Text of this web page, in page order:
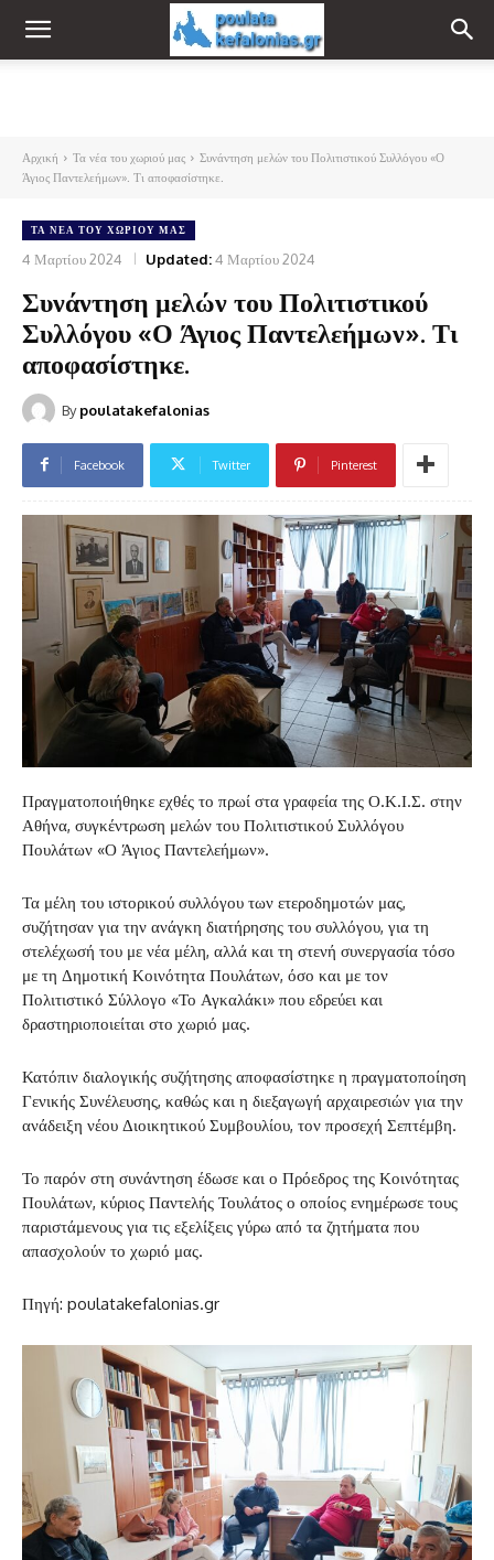
Αρχική Τα νέα του χωριού μας
Συνάντηση μελών του Πολιτιστικού Συλλόγου «Ο
Άγιος Παντελεήμων». Τι αποφασίστηκε.
ΤΑ ΝΈΑ ΤΟΥ ΧΩΡΙΟΎ ΜΑΣ
4 Μαρτίου 2024 Updated:4 Μαρτίου 2024
Συνάντηση μελών του Πολιτιστικού
Συλλόγου «Ο Άγιος Παντελεήμων». Τι
αποφασίστηκε.
By poulatakefalonias
Facebook Twitter Pinterest
Πραγματοποιήθηκε εχθές το πρωί στα γραφεία της Ο.Κ.Ι.Σ. στην
Αθήνα, συγκέντρωση μελών του Πολιτιστικού Συλλόγου
Πουλάτων «Ο Άγιος Παντελεήμων».
Τα μέλη του ιστορικού συλλόγου των ετεροδημοτών μας,
συζήτησαν για την ανάγκη διατήρησης του συλλόγου, για τη
στελέχωσή του με νέα μέλη, αλλά και τη στενή συνεργασία τόσο
με τη Δημοτική Κοινότητα Πουλάτων, όσο και με τον
Πολιτιστικό Σύλλογο «Το Αγκαλάκι» που εδρεύει και
δραστηριοποιείται στο χωριό μας.
Κατόπιν διαλογικής συζήτησης αποφασίστηκε η πραγματοποίηση
Γενικής Συνέλευσης, καθώς και η διεξαγωγή αρχαιρεσιών για την
ανάδειξη νέου Διοικητικού Συμβουλίου, τον προσεχή Σεπτέμβη.
Το παρόν στη συνάντηση έδωσε και ο Πρόεδρος της Κοινότητας
Πουλάτων, κύριος Παντελής Τουλάτος ο οποίος ενημέρωσε τους
παριστάμενους για τις εξελίξεις γύρω από τα ζητήματα που
απασχολούν το χωριό μας.
Πηγή: poulatakefalonias.gr